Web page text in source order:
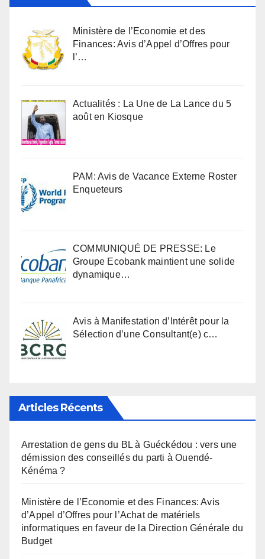
Ministère de l’Economie et des
Finances: Avis d’Appel d’Offres pour
l’…
Actualités : La Une de La Lance du 5
août en Kiosque
PAM: Avis de Vacance Externe Roster
Enqueteurs
COMMUNIQUÉ DE PRESSE: Le
Groupe Ecobank maintient une solide
dynamique…
Avis à Manifestation d’Intérêt pour la
Sélection d’une Consultant(e) c…
Articles Récents
Arrestation de gens du BL à Guéckédou : vers une
démission des conseillés du parti à Ouendé-
Kénéma ?
Ministère de l’Economie et des Finances: Avis
d’Appel d’Offres pour l’Achat de matériels
informatiques en faveur de la Direction Générale du
Budget